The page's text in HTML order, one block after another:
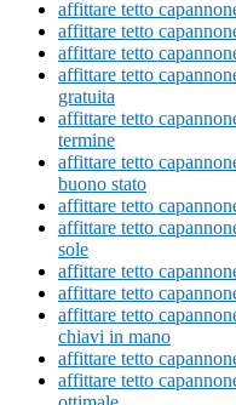
affittare tetto
affittare tetto
affittare tetto
affittare tetto
gratuita
affittare tetto
termine
affittare tetto
buono stato
affittare tetto
affittare tetto
sole
affittare tetto
affittare tetto
affittare tetto
chiavi in mano
affittare tetto
affittare tetto